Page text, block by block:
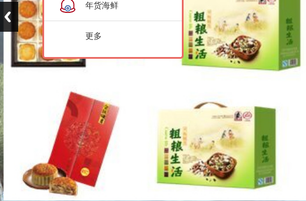
年货海鲜
更多